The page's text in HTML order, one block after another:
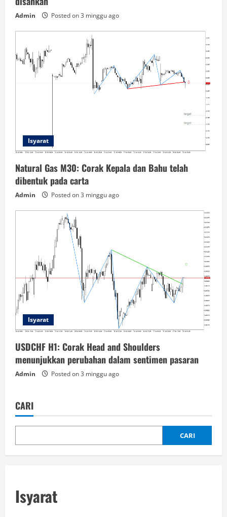
Admin Posted on 3 minggu ago
Isyarat
Natural Gas M30: Corak Kepala dan Bahu telah
dibentuk pada carta
Admin Posted on 3 minggu ago
Isyarat
USDCHF H1: Corak Head and Shoulders
menunjukkan perubahan dalam sentimen pasaran
Admin Posted on 3 minggu ago
CARI
CARI
Isyarat